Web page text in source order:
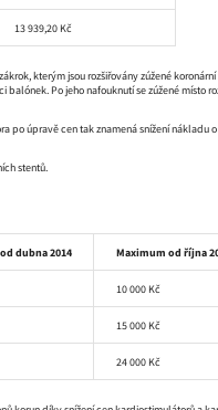
13 939,20 Kč
kterým jsou rozšiřovány zúžené
Po jeho nafouknutí se zúžené místo
po úpravě cen tak znamená snížení nákladu o
stentů.
dubna 2014 Maximum od října
10 000 Kč
15 000 Kč
24 000 Kč